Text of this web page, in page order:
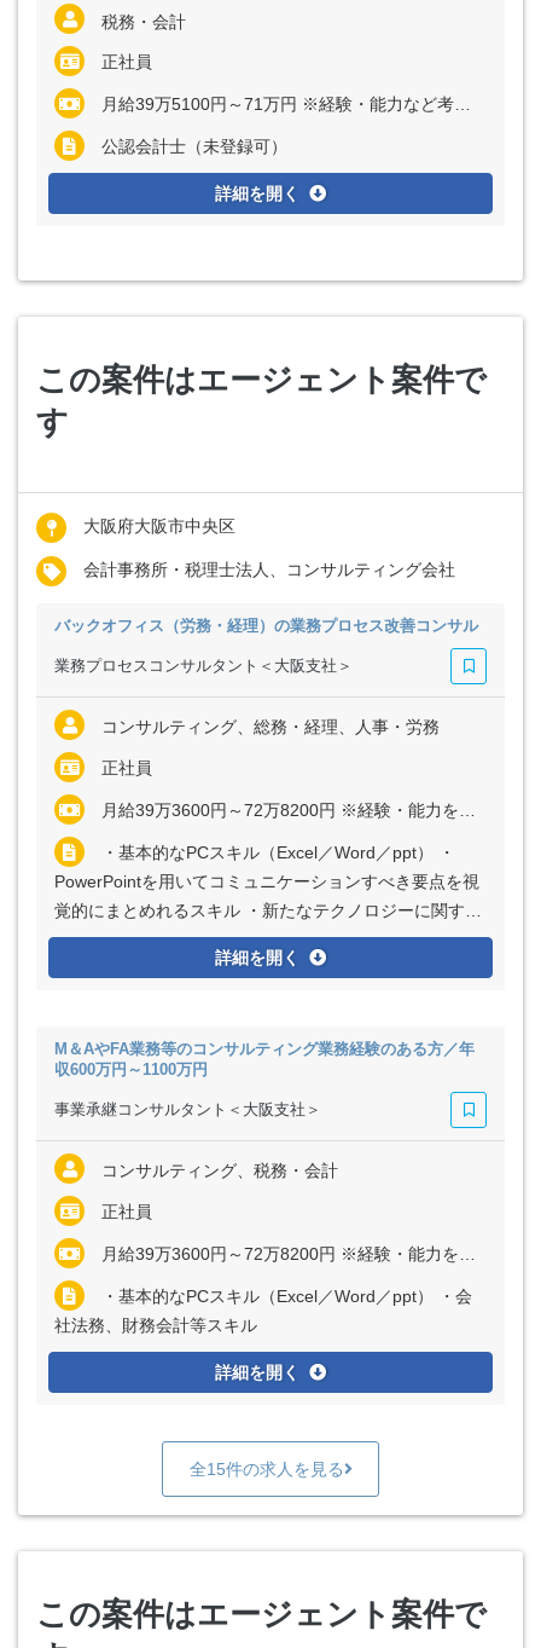
税務・会計
正社員
月給39万5100円～71万円 ※経験・能力など考慮の上、決定いたします
公認会計士（未登録可）
詳細を開く
この案件はエージェント案件で
す
大阪府大阪市中央区
会計事務所・税理士法人、コンサルティング会社
バックオフィス（労務・経理）の業務プロセス改善コンサル
業務プロセスコンサルタント＜大阪支社＞
コンサルティング、総務・経理、人事・労務
正社員
月給39万3600円～72万8200円 ※経験・能力を考慮の上、優遇いたします
・基本的なPCスキル（Excel／Word／ppt） ・
PowerPointを用いてコミュニケーションすべき要点を視
覚的にまとめれるスキル ・新たなテクノロジーに関する
知識やスキルを習得する意欲
詳細を開く
M＆AやFA業務等のコンサルティング業務経験のある方／年
収600万円～1100万円
事業承継コンサルタント＜大阪支社＞
コンサルティング、税務・会計
正社員
月給39万3600円～72万8200円 ※経験・能力を考慮の上、優遇いたします
・基本的なPCスキル（Excel／Word／ppt） ・会
社法務、財務会計等スキル
詳細を開く
全15件の求人を見る
この案件はエージェント案件で